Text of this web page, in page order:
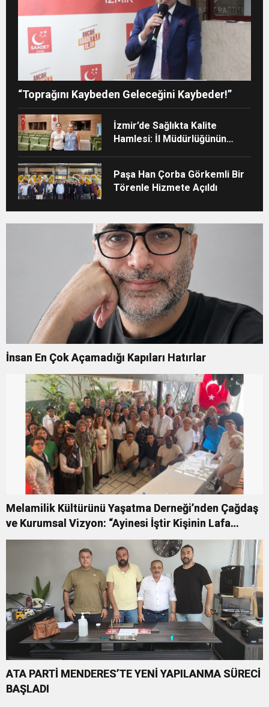
“Toprağını Kaybeden Geleceğini Kaybeder!”
İzmir’de Sağlıkta Kalite
Hamlesi: İl Müdürlüğünün
Paşa Han Çorba Görkemli Bir
Törenle Hizmete Açıldı
İnsan En Çok Açamadığı Kapıları Hatırlar
Melamilik Kültürünü Yaşatma Derneği’nden Çağdaş
ve Kurumsal Vizyon: “Ayinesi İştir Kişinin Lafa
Bakılmaz”
ATA PARTİ MENDERES’TE YENİ YAPILANMA SÜRECİ
BAŞLADI